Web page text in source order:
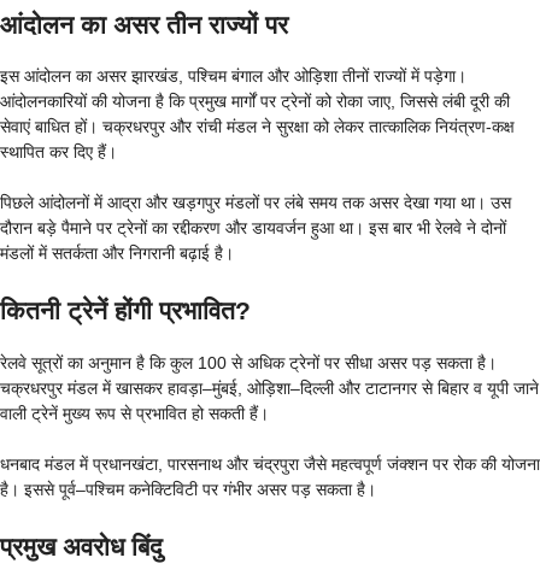
आंदोलन का असर तीन राज्यों पर
इस आंदोलन का असर झारखंड, पश्चिम बंगाल और ओड़िशा तीनों राज्यों में पड़ेगा।
आंदोलनकारियों की योजना है कि प्रमुख मार्गों पर ट्रेनों को रोका जाए, जिससे लंबी दूरी की
सेवाएं बाधित हों। चक्रधरपुर और रांची मंडल ने सुरक्षा को लेकर तात्कालिक नियंत्रण-कक्ष
स्थापित कर दिए हैं।
पिछले आंदोलनों में आद्रा और खड़गपुर मंडलों पर लंबे समय तक असर देखा गया था। उस
दौरान बड़े पैमाने पर ट्रेनों का रद्दीकरण और डायवर्जन हुआ था। इस बार भी रेलवे ने दोनों
मंडलों में सतर्कता और निगरानी बढ़ाई है।
कितनी ट्रेनें होंगी प्रभावित?
रेलवे सूत्रों का अनुमान है कि कुल 100 से अधिक ट्रेनों पर सीधा असर पड़ सकता है।
चक्रधरपुर मंडल में खासकर हावड़ा–मुंबई, ओड़िशा–दिल्ली और टाटानगर से बिहार व यूपी जाने
वाली ट्रेनें मुख्य रूप से प्रभावित हो सकती हैं।
धनबाद मंडल में प्रधानखंटा, पारसनाथ और चंद्रपुरा जैसे महत्वपूर्ण जंक्शन पर रोक की योजना
है। इससे पूर्व–पश्चिम कनेक्टिविटी पर गंभीर असर पड़ सकता है।
प्रमुख अवरोध बिंदु